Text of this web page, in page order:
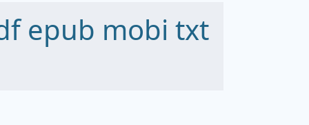
epub mobi txt